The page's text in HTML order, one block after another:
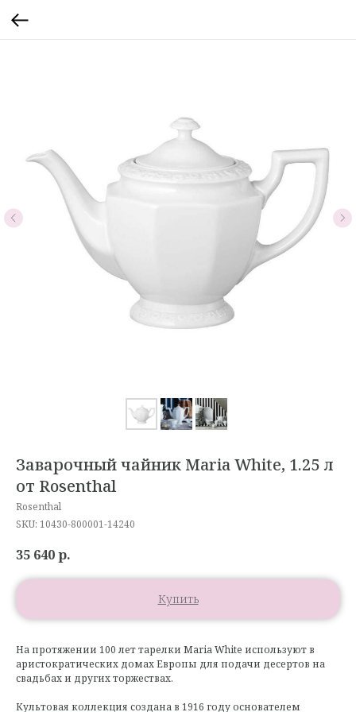
Заварочный чайник Maria White, 1.25 л
от Rosenthal
Rosenthal
SKU: 10430-800001-14240
35 640р.
Купить
На протяжении 100 лет тарелки Maria White используют в
аристократических домах Европы для подачи десертов на
свадьбах и других торжествах.
Культовая коллекция создана в 1916 году основателем